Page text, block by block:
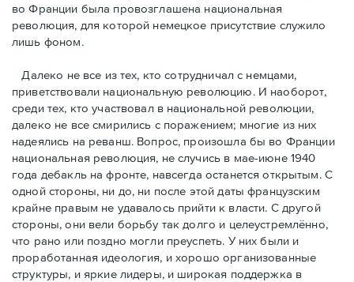
во Франции была провозглашена национальная
революция, для которой немецкое присутствие служило
лишь фоном.
Далеко не все из тех, кто сотрудничал с немцами,
приветствовали национальную революцию. И наоборот,
среди тех, кто участвовал в национальной революции,
далеко не все смирились с поражением; многие из них
надеялись на реванш. Вопрос, произошла бы во Франции
национальная революция, не случись в мае-июне 1940
года дебакль на фронте, навсегда останется открытым. С
одной стороны, ни до, ни после этой даты французским
крайне правым не удавалось прийти к власти. С другой
стороны, они вели борьбу так долго и целеустремлённо,
что рано или поздно могли преуспеть. У них были и
проработанная идеология, и хорошо организованные
структуры, и яркие лидеры, и широкая поддержка в